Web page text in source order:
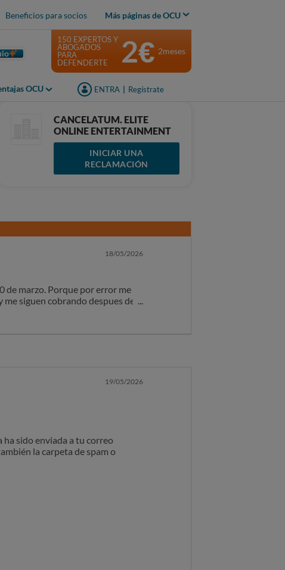
Beneficios para socios Más páginas de OCU
OCU ENTRA Regístrate
150 EXPERTOS Y
ABOGADOS
PARA
DEFENDERTE
2€ 2meses
CANCELATUM. ELITE
ONLINE ENTERTAINMENT
INICIAR UNA
RECLAMACIÓN
18/05/2026
de marzo. Porque por error me
siguen cobrando despues de
los 39,95€. Presento pruebas
19/05/2026
sido enviada a tu correo
la carpeta de spam o